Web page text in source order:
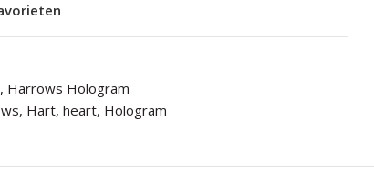
, Harrows Hologram
, Hart, heart, Hologram